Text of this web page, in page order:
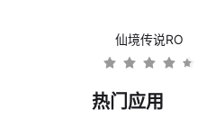
仙境传说RO
热门应用